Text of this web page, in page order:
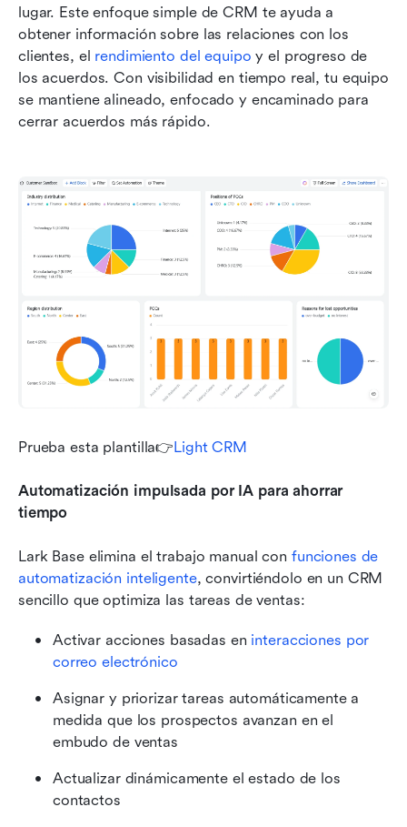
lugar. Este enfoque simple de CRM te ayuda a
obtener información sobre las relaciones con los
clientes, el rendimiento del equipo y el progreso de
los acuerdos. Con visibilidad en tiempo real, tu equipo
se mantiene alineado, enfocado y encaminado para
cerrar acuerdos más rápido.
Prueba esta plantilla👉 Light CRM
Automatización impulsada por IA para ahorrar
tiempo
Lark Base elimina el trabajo manual con funciones de
automatización inteligente, convirtiéndolo en un CRM
sencillo que optimiza las tareas de ventas:
Activar acciones basadas en interacciones por
correo electrónico
Asignar y priorizar tareas automáticamente a
medida que los prospectos avanzan en el
embudo de ventas
Actualizar dinámicamente el estado de los
contactos